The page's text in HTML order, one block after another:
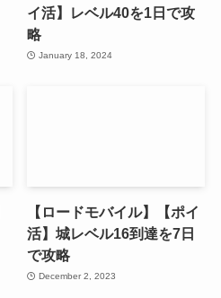
イ活】レベル40を1日で攻
略
January 18, 2024
【ロードモバイル】【ポイ
活】城レベル16到達を7日
で攻略
December 2, 2023